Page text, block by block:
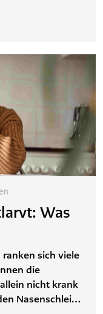
auf
effektiv.
mit Calcium
Was
sich viele
die
nicht krank
Nasenschleim